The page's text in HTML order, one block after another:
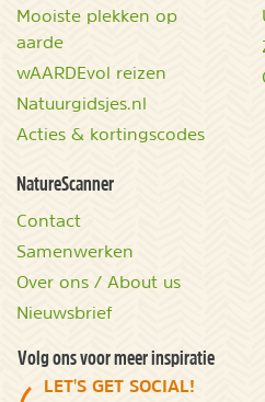
Mooiste plekken op
aarde
wAARDEvol reizen
Natuurgidsjes.nl
Acties & kortingscodes
NatureScanner
Contact
Samenwerken
Over ons / About us
Nieuwsbrief
Volg ons voor meer inspiratie
LET'S GET SOCIAL!